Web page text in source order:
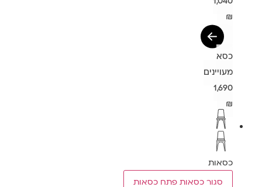
₪
כסא
מעויינים
1,690
₪
כסאות
סגור כסאות פתח כסאות